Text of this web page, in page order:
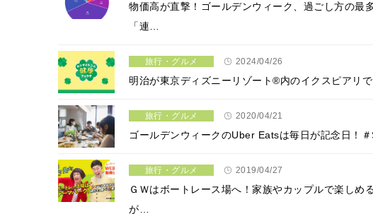
物価高が直撃！ゴールデンウィーク、過ごし方の
「連…
旅行・グルメ 2024/04/26
明治が東京ディズニーリゾート®︎内のイクスピアリ
旅行・グルメ 2020/04/21
ゴールデンウィークのUber Eatsは毎日が記念日！
旅行・グルメ 2019/04/27
ＧＷはボートレース場へ！家族やカップルで楽しめ
が…